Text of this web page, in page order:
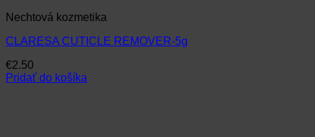
Nechtová kozmetika
CLARESA CUTICLE REMOVER-5g
€2.50
Pridať do košíka